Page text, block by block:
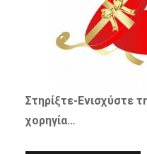
Στηρίξτε-Ενισχύστε
χορηγία…